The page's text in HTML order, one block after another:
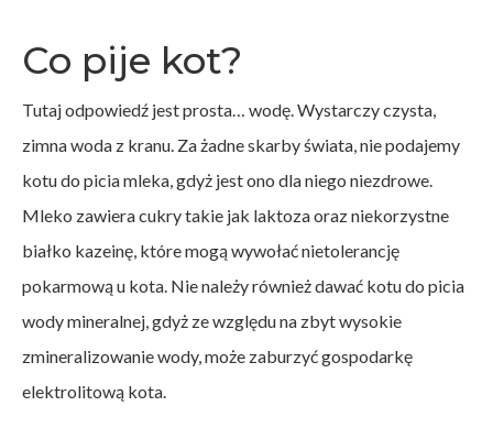
Co pije kot?
Tutaj odpowiedź jest prosta… wodę. Wystarczy czysta,
zimna woda z kranu. Za żadne skarby świata, nie podajemy
kotu do picia mleka, gdyż jest ono dla niego niezdrowe.
Mleko zawiera cukry takie jak laktoza oraz niekorzystne
białko kazeinę, które mogą wywołać nietolerancję
pokarmową u kota. Nie należy również dawać kotu do picia
wody mineralnej, gdyż ze względu na zbyt wysokie
zmineralizowanie wody, może zaburzyć gospodarkę
elektrolitową kota.